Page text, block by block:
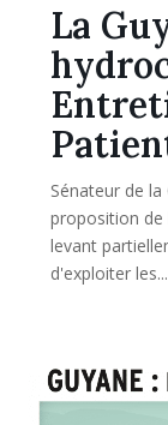
La
Sénateur de
proposition
levant
d'exploiter les...